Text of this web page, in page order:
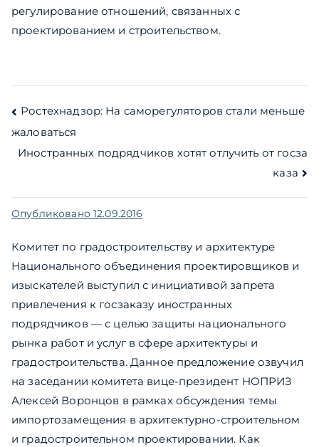
регулирование отношений, связанных с
проектированием и строительством.
Навигация
по
Ростехнадзор: На саморегуляторов стали меньше
жаловаться
Иностранных подрядчиков хотят отлучить от госза
каза
Опубликовано 12.09.2016
Комитет по градостроительству и архитектуре
Национального объединения проектировщиков и
изыскателей выступил с инициативой запрета
привлечения к госзаказу иностранных
подрядчиков — с целью защиты национального
рынка работ и услуг в сфере архитектуры и
градостроительства. Данное предложение озвучил
на заседании комитета вице-президент НОПРИЗ
Алексей Воронцов в рамках обсуждения темы
импортозамещения в архитектурно-строительном
и градостроительном проектировании. Как